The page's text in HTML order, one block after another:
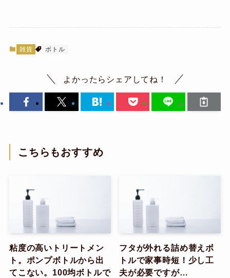
雑貨 ボトル
よかったらシェアしてね！
こちらもおすすめ
粘度の高いトリートメン
ト。ポンプボトルから出
てこない。100均ボトルで
フタが外れる詰め替えボ
トルで家事時短！少し工
夫が必要ですが…